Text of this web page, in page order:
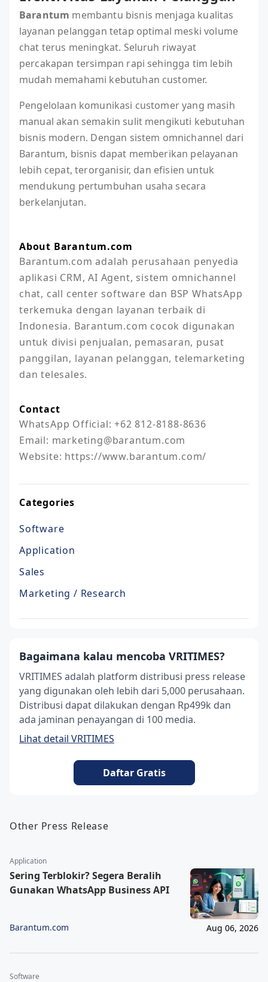
Barantum membantu bisnis menjaga kualitas
layanan pelanggan tetap optimal meski volume
chat terus meningkat. Seluruh riwayat
percakapan tersimpan rapi sehingga tim lebih
mudah memahami kebutuhan customer.
Pengelolaan komunikasi customer yang masih
manual akan semakin sulit mengikuti kebutuhan
bisnis modern. Dengan sistem omnichannel dari
Barantum, bisnis dapat memberikan pelayanan
lebih cepat, terorganisir, dan efisien untuk
mendukung pertumbuhan usaha secara
berkelanjutan.
About Barantum.com
Barantum.com adalah perusahaan penyedia
aplikasi CRM, AI Agent, sistem omnichannel
chat, call center software dan BSP WhatsApp
terkemuka dengan layanan terbaik di
Indonesia. Barantum.com cocok digunakan
untuk divisi penjualan, pemasaran, pusat
panggilan, layanan pelanggan, telemarketing
dan telesales.
Contact
WhatsApp Official: +62 812-8188-8636
Email: marketing@barantum.com
Website: https://www.barantum.com/
Categories
Software
Application
Sales
Marketing / Research
Bagaimana kalau mencoba VRITIMES?
VRITIMES adalah platform distribusi press release
yang digunakan oleh lebih dari 5,000 perusahaan.
Distribusi dapat dilakukan dengan Rp499k dan
ada jaminan penayangan di 100 media.
Lihat detail VRITIMES
Daftar Gratis
Other Press Release
Application
Sering Terblokir? Segera Beralih
Gunakan WhatsApp Business API
Barantum.com Aug 06, 2026
Software